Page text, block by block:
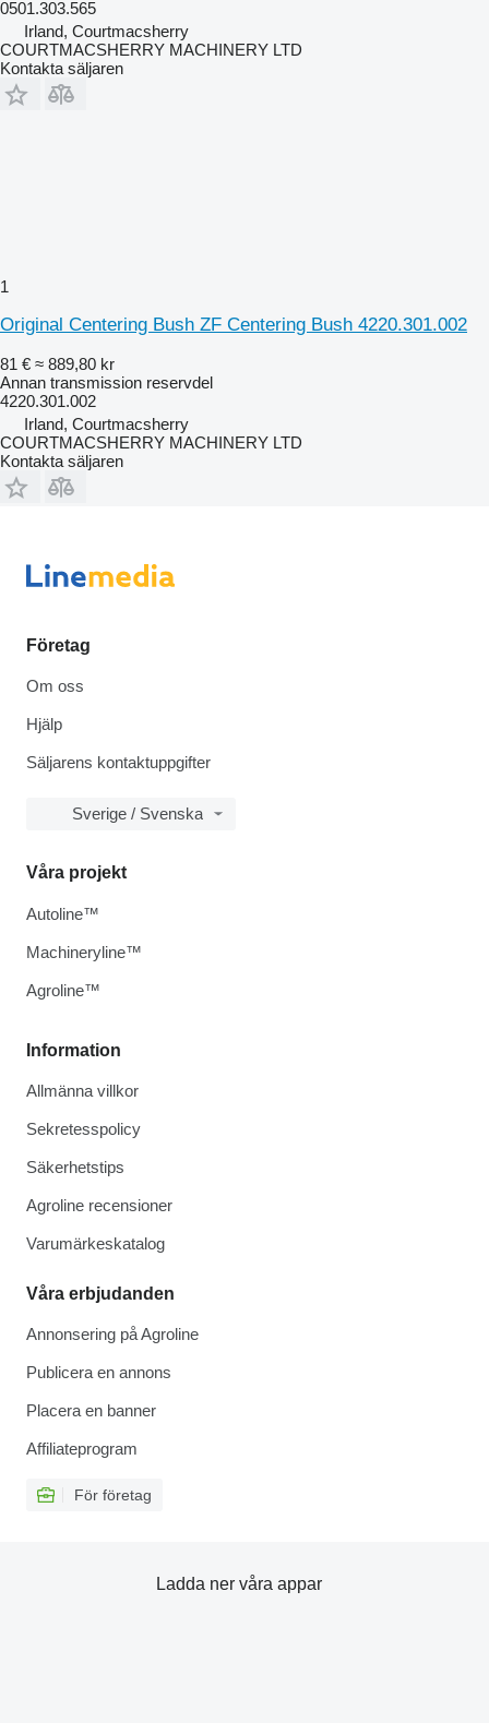
0501.303.565
Irland, Courtmacsherry
COURTMACSHERRY MACHINERY LTD
Kontakta säljaren
1
Original Centering Bush ZF Centering Bush 4220.301.002
81 € ≈ 889,80 kr
Annan transmission reservdel
4220.301.002
Irland, Courtmacsherry
COURTMACSHERRY MACHINERY LTD
Kontakta säljaren
Företag
Om oss
Hjälp
Säljarens kontaktuppgifter
Sverige / Svenska
Information
Allmänna villkor
Sekretesspolicy
Säkerhetstips
Agroline recensioner
Varumärkeskatalog
Våra erbjudanden
Annonsering på Agroline
Publicera en annons
Placera en banner
Affiliateprogram
För företag
Våra projekt
Autoline™
Machineryline™
Agroline™
Ladda ner våra appar